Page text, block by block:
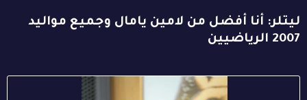
ليتلر: أنا أفضل من لامين يامال وجميع مواليد
2007 الرياضيين